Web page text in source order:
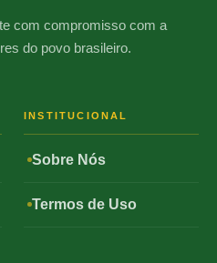
com compromisso com a
do povo brasileiro.
INSTITUCIONAL
Sobre Nós
Termos de Uso